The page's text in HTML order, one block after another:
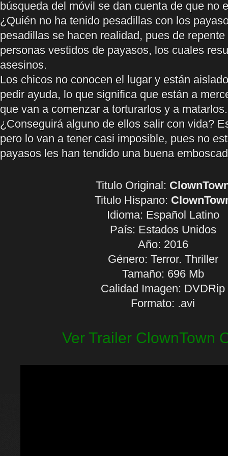
búsqueda del móvil se dan cuenta de que no
¿Quién no ha tenido pesadillas con los
pesadillas se hacen realidad, pues de
personas vestidos de payasos, los cuales
asesinos.
Los chicos no conocen el lugar y están
pedir ayuda, lo que significa que están a
que van a comenzar a torturarlos y a matarlos.
¿Conseguirá alguno de ellos salir con vida?
pero lo van a tener casi imposible, pues no
payasos les han tendido una buena
Titulo Original:
Titulo Hispano:
Idioma: Español Latino
País: Estados Unidos
Año: 2016
Género: Terror. Thriller
Tamaño: 696 Mb
Calidad Imagen: DVDRip
Formato: .avi
Ver Trailer ClownTown